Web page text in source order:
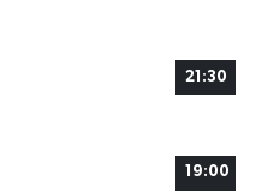
21:30
19:00